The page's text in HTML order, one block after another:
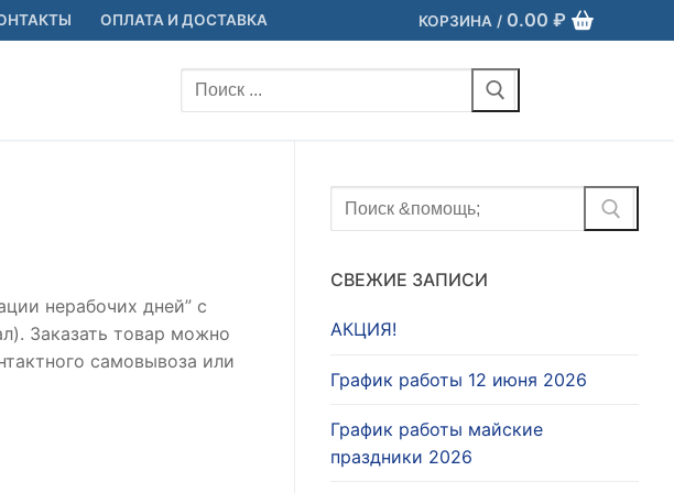
ОПЛАТА И ДОСТАВКА КОРЗИНА / 0.00 ₽
Найти:
нерабочих дней” с
Заказать товар можно
самовывоза или
Найти:
СВЕЖИЕ ЗАПИСИ
АКЦИЯ!
График работы 12 июня 2026
График работы майские
праздники 2026